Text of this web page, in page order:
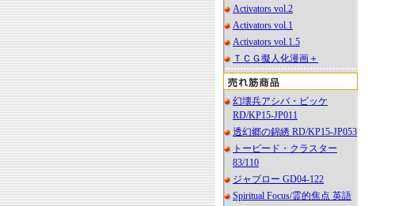
Activators vol.2
Activators vol.1
Activators vol.1.5
ＴＣＧ擬人化漫画＋
幻壊兵アシバ・ビッケ
RD/KP15-JP011
透幻郷の錦綉 RD/KP15-JP053
トーピード・クラスター
83/110
ジャブロー GD04-122
Spiritual Focus/霊的焦点 英語